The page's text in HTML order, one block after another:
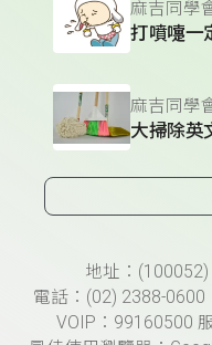
麻吉同學
打噴嚏一
麻吉同學
大掃除英
頁尾資訊地址：
電話：(02) 2388-
VOIP：99160500